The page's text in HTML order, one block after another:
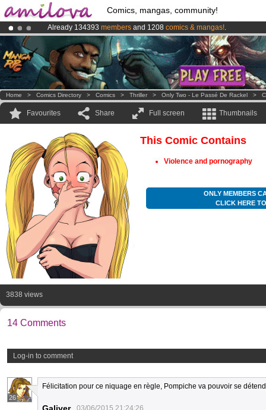
Comics, mangas, community!
Already 134393 members and 1208 comics & mangas!.
AmilovaKickstarter is now LIVE!.
Premium membership from3.95 euros per month !Get membership
Home > Comics Directory > Comics > Thriller > Only Two - Le Passé De Rackel >
Favourites Share Full screen Thumbnails
This Comic Contains
Violence and pornography
ONLY MEMBERS
CLICK HERE
3838 views
14 Comments
Log-in to comment
26
Félicitation pour ce niquage en règle, Pompiche va pouvoir se
03/06/2015 21:24:26